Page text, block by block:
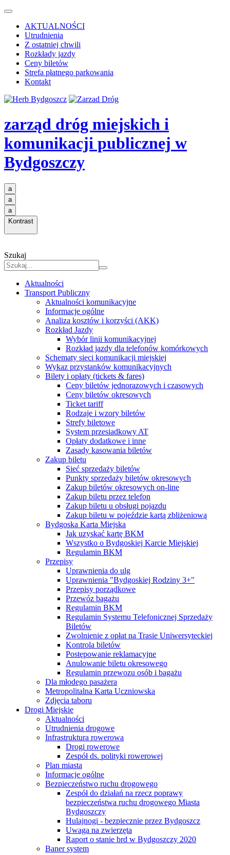
AKTUALNOŚCI
Utrudnienia
Z ostatniej chwili
Rozkłady jazdy
Ceny biletów
Strefa płatnego parkowania
Kontakt
zarząd dróg miejskich i
komunikacji publicznej w
Bydgoszczy
a
a
a
Kontrast
Szukaj
Aktualności
Transport Publiczny
Aktualności komunikacyjne
Informacje ogólne
Analiza kosztów i korzyści (AKK)
Rozkład Jazdy
Wybór linii komunikacyjnej
Rozkład jazdy dla telefonów komórkowych
Schematy sieci komunikacji miejskiej
Wykaz przystanków komunikacyjnych
Bilety i opłaty (tickets & fares)
Ceny biletów jednorazowych i czasowych
Ceny biletów okresowych
Ticket tariff
Rodzaje i wzory biletów
Strefy biletowe
System przesiadkowy AT
Opłaty dodatkowe i inne
Zasady kasowania biletów
Zakup biletu
Sieć sprzedaży biletów
Punkty sprzedaży biletów okresowych
Zakup biletów okresowych on-line
Zakup biletu przez telefon
Zakup biletu u obsługi pojazdu
Zakup biletu w pojeździe kartą zbliżeniową
Bydgoska Karta Miejska
Jak uzyskać kartę BKM
Wszystko o Bydgoskiej Karcie Miejskiej
Regulamin BKM
Przepisy
Uprawnienia do ulg
Uprawnienia "Bydgoskiej Rodziny 3+"
Przepisy porządkowe
Przewóz bagażu
Regulamin BKM
Regulamin Systemu Telefonicznej Sprzedaży
Biletów
Zwolnienie z opłat na Trasie Uniwersyteckiej
Kontrola biletów
Postępowanie reklamacyjne
Anulowanie biletu okresowego
Regulamin przewozu osób i bagażu
Dla młodego pasażera
Metropolitalna Karta Uczniowska
Zdjęcia taboru
Drogi Miejskie
Aktualności
Utrudnienia drogowe
Infrastruktura rowerowa
Drogi rowerowe
Zespół ds. polityki rowerowej
Plan miasta
Informacje ogólne
Bezpieczeństwo ruchu drogowego
Zespół do działań na rzecz poprawy
bezpieczeństwa ruchu drogowego Miasta
Bydgoszczy
Hulajnogi - bezpiecznie przez Bydgoszcz
Uwaga na zwierzęta
Raport o stanie brd w Bydgoszczy 2020
Baner system